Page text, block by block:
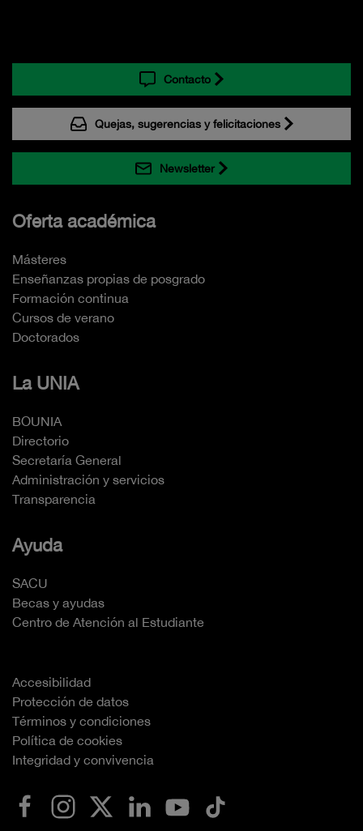
Contacto
Quejas, sugerencias y felicitaciones
Newsletter
Oferta académica
Másteres
Enseñanzas propias de posgrado
Formación continua
Cursos de verano
Doctorados
La UNIA
BOUNIA
Directorio
Secretaría General
Administración y servicios
Transparencia
Ayuda
SACU
Becas y ayudas
Centro de Atención al Estudiante
Accesibilidad
Protección de datos
Términos y condiciones
Política de cookies
Integridad y convivencia